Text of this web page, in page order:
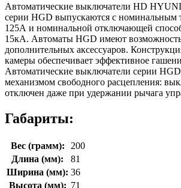
Автоматические выключатели HD
серии HGD выпускаются с номинальным
125А и номинальной отключающей
15кА. Автоматы HGD имеют
дополнительных аксессуаров.
камеры обеспечивает эффективное
Автоматические выключатели серии
механизмом свободного расцепления:
отключен даже при удержании рычага
Габариты:
Вес (грамм):
200
Длина (мм):
81
Ширина (мм): 36
Высота (мм): 71